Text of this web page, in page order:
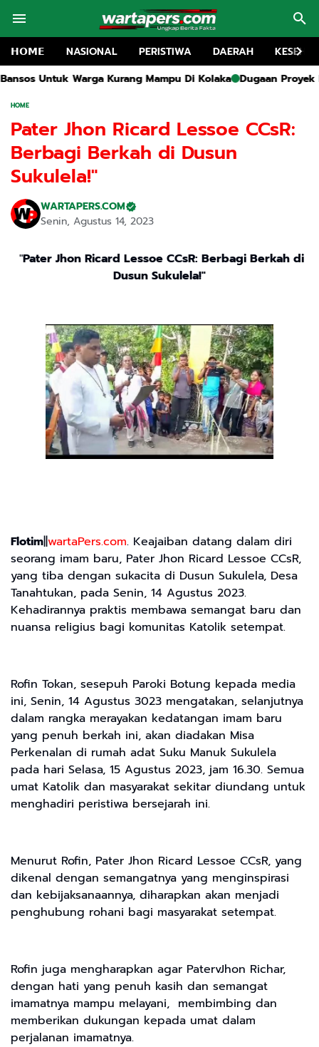
𝗛𝗢𝗠𝗘 NASIONAL PERISTIWA DAERAH
Kurang Mampu Di Kolaka Dugaan Proyek Rehabilitasi SMA 1
HOME
Pater Jhon Ricard Lessoe CCsR:
Berbagi Berkah di Dusun
Sukulela!"
WARTAPERS.COM
Senin, Agustus 14, 2023
"Pater Jhon Ricard Lessoe CCsR: Berbagi Berkah di
Dusun Sukulela!"
Flotim||wartaPers.com. Keajaiban datang dalam diri
seorang imam baru, Pater Jhon Ricard Lessoe CCsR,
yang tiba dengan sukacita di Dusun Sukulela, Desa
Tanahtukan, pada Senin, 14 Agustus 2023.
Kehadirannya praktis membawa semangat baru dan
nuansa religius bagi komunitas Katolik setempat.
Rofin Tokan, sesepuh Paroki Botung kepada media
ini, Senin, 14 Agustus 3023 mengatakan, selanjutnya
dalam rangka merayakan kedatangan imam baru
yang penuh berkah ini, akan diadakan Misa
Perkenalan di rumah adat Suku Manuk Sukulela
pada hari Selasa, 15 Agustus 2023, jam 16.30. Semua
umat Katolik dan masyarakat sekitar diundang untuk
menghadiri peristiwa bersejarah ini.
Menurut Rofin, Pater Jhon Ricard Lessoe CCsR, yang
dikenal dengan semangatnya yang menginspirasi
dan kebijaksanaannya, diharapkan akan menjadi
penghubung rohani bagi masyarakat setempat.
Rofin juga mengharapkan agar PatervJhon Richar,
dengan hati yang penuh kasih dan semangat
imamatnya mampu melayani, membimbing dan
memberikan dukungan kepada umat dalam
perjalanan imamatnya.